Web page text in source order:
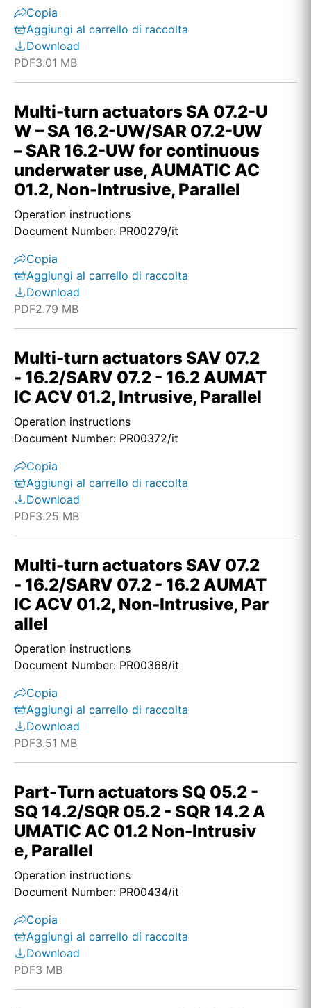
Copia
Aggiungi al carrello di raccolta
Download
PDF3.01 MB
Multi-turn actuators SA 07.2-U
W – SA 16.2-UW/SAR 07.2-UW
– SAR 16.2-UW for continuous
underwater use, AUMATIC AC
01.2, Non-Intrusive, Parallel
Operation instructions
Document Number: PR00279/it
Copia
Aggiungi al carrello di raccolta
Download
PDF2.79 MB
Multi-turn actuators SAV 07.2
- 16.2/SARV 07.2 - 16.2 AUMAT
IC ACV 01.2, Intrusive, Parallel
Operation instructions
Document Number: PR00372/it
Copia
Aggiungi al carrello di raccolta
Download
PDF3.25 MB
Multi-turn actuators SAV 07.2
- 16.2/SARV 07.2 - 16.2 AUMAT
IC ACV 01.2, Non-Intrusive, Par
allel
Operation instructions
Document Number: PR00368/it
Copia
Aggiungi al carrello di raccolta
Download
PDF3.51 MB
Part-Turn actuators SQ 05.2 -
SQ 14.2/SQR 05.2 - SQR 14.2 A
UMATIC AC 01.2 Non-Intrusiv
e, Parallel
Operation instructions
Document Number: PR00434/it
Copia
Aggiungi al carrello di raccolta
Download
PDF3 MB